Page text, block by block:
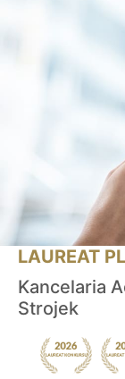
LAUREAT
Kancelaria
Strojek